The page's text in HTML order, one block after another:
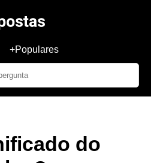
+Populares
do